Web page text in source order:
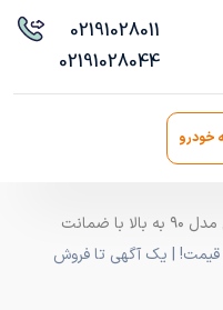
02191028011
02191028044
خودرو
خودرو شاپ، خرید و فروش خودرو اقساطی مدل ۹۰ به بالا با ضمانت
قیمت! | یک آگهی تا فروش